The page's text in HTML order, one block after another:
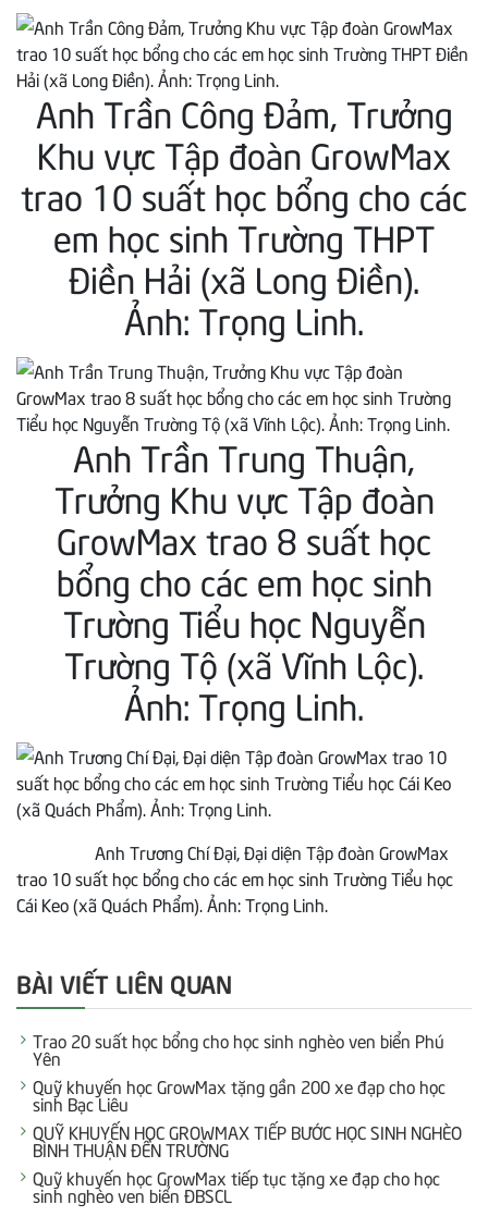
Anh Trần Công Đảm, Trưởng
Khu vực Tập đoàn GrowMax
trao 10 suất học bổng cho các
em học sinh Trường THPT
Điền Hải (xã Long Điền).
Ảnh: Trọng Linh.
Anh Trần Trung Thuận,
Trưởng Khu vực Tập đoàn
GrowMax trao 8 suất học
bổng cho các em học sinh
Trường Tiểu học Nguyễn
Trường Tộ (xã Vĩnh Lộc).
Ảnh: Trọng Linh.
Anh Trương Chí Đại, Đại diện Tập đoàn GrowMax
trao 10 suất học bổng cho các em học sinh Trường Tiểu học
Cái Keo (xã Quách Phẩm). Ảnh: Trọng Linh.
BÀI VIẾT LIÊN QUAN
Trao 20 suất học bổng cho học sinh nghèo ven biển Phú
Yên
Quỹ khuyến học GrowMax tặng gần 200 xe đạp cho học
sinh Bạc Liêu
QUỸ KHUYẾN HỌC GROWMAX TIẾP BƯỚC HỌC SINH NGHÈO
BÌNH THUẬN ĐẾN TRƯỜNG
Quỹ khuyến học GrowMax tiếp tục tặng xe đạp cho học
sinh nghèo ven biển ĐBSCL